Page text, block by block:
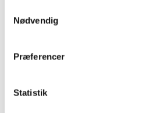
Nødvendig
Præferencer
Statistik
Her findes en tekst om